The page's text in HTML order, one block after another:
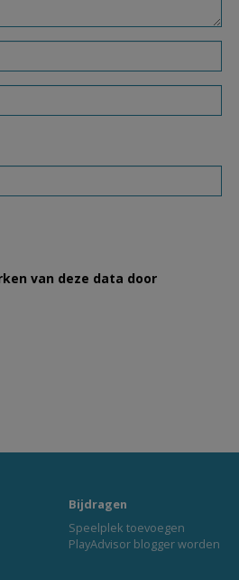
van deze data door
Bijdragen
Speelplek toevoegen
PlayAdvisor blogger worden